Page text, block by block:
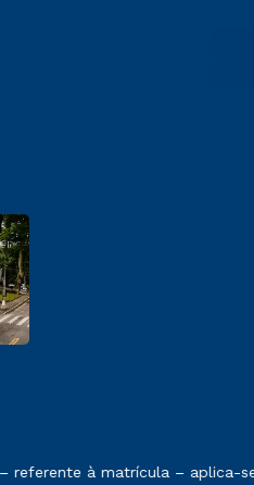
exposto no contrato de
à matrícula – aplica-